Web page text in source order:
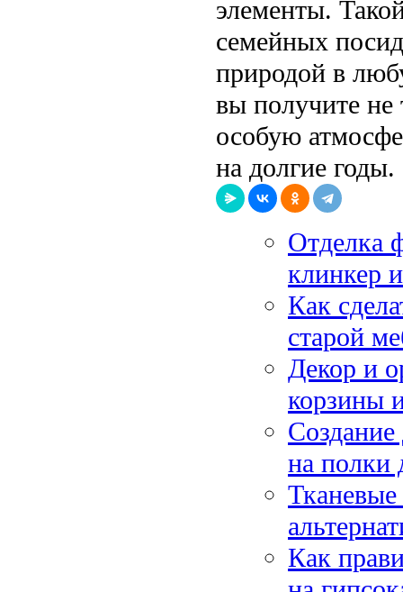
элементы.
семейных
природой в
вы получите не
особую
на долгие годы.
Отделка
клинкер
Как
старой
Декор и
корзины
Создание
на полки
Тканевые
Как